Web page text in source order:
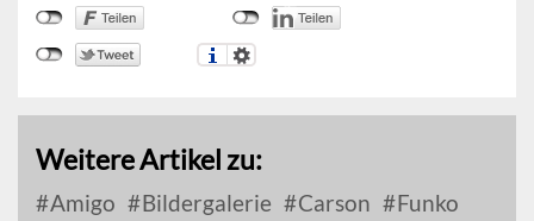
Weitere Artikel zu:
Amigo Bildergalerie Carson
Funko